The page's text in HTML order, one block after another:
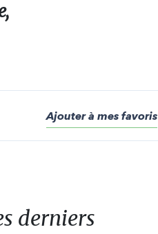
Ajouter à mes favoris
derniers